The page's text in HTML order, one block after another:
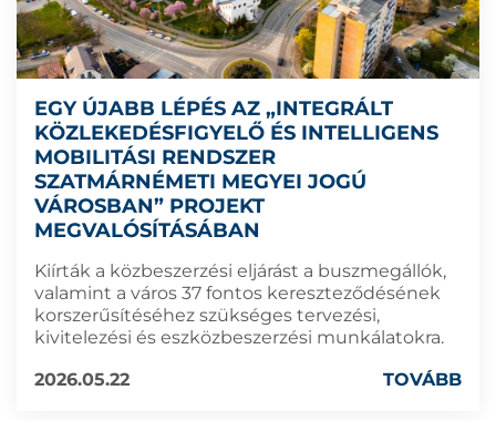
EGY ÚJABB LÉPÉS AZ „INTEGRÁLT
KÖZLEKEDÉSFIGYELŐ ÉS INTELLIGENS
MOBILITÁSI RENDSZER
SZATMÁRNÉMETI MEGYEI JOGÚ
VÁROSBAN” PROJEKT
MEGVALÓSÍTÁSÁBAN
Kiírták a közbeszerzési eljárást a buszmegállók,
valamint a város 37 fontos kereszteződésének
korszerűsítéséhez szükséges tervezési,
kivitelezési és eszközbeszerzési munkálatokra.
2026.05.22
TOVÁBB